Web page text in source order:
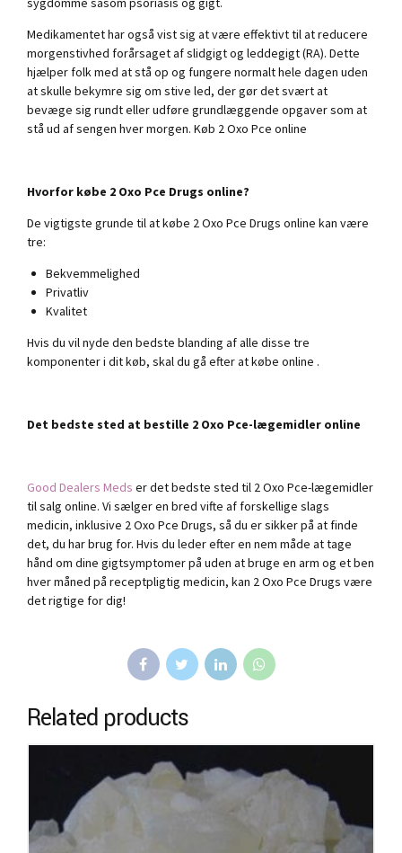
Medikamentet har også vist sig at være effektivt til at reducere
morgenstivhed forårsaget af slidgigt og leddegigt (RA). Dette
hjælper folk med at stå op og fungere normalt hele dagen uden
at skulle bekymre sig om stive led, der gør det svært at
bevæge sig rundt eller udføre grundlæggende opgaver som at
stå ud af sengen hver morgen. Køb 2 Oxo Pce online
Hvorfor købe 2 Oxo Pce Drugs online?
De vigtigste grunde til at købe 2 Oxo Pce Drugs online kan være
tre:
Bekvemmelighed
Privatliv
Kvalitet
Hvis du vil nyde den bedste blanding af alle disse tre
komponenter i dit køb, skal du gå efter at købe online .
Det bedste sted at bestille 2 Oxo Pce-lægemidler online
Good Dealers Meds er det bedste sted til 2 Oxo Pce-lægemidler
til salg online. Vi sælger en bred vifte af forskellige slags
medicin, inklusive 2 Oxo Pce Drugs, så du er sikker på at finde
det, du har brug for. Hvis du leder efter en nem måde at tage
hånd om dine gigtsymptomer på uden at bruge en arm og et ben
hver måned på receptpligtig medicin, kan 2 Oxo Pce Drugs være
det rigtige for dig!
Related products